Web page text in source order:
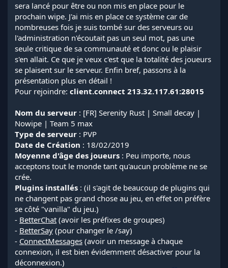
sera lancé pour être ou non mis en place pour le
prochain wipe. J'ai mis en place ce système car de
nombreuses fois je suis tombé sur des serveurs ou
l'administration n'écoutait pas un seul mot, pas une
seule critique de sa communauté et donc ou le plaisir
s'en allait. Ce que je veux c'est que la totalité des joueurs
se plaisent sur le serveur. Enfin bref, passons à la
présentation plus en détail !
Pour rejoindre: client.connect 213.32.117.61:28015
Nom du serveur : [FR] Serenity Rust | Small decay |
Nowipe | Team 5 max
Type de serveur : PVP
Date de Création : 18/02/2019
Moyenne d'âge des joueurs : Peu importe, nous
acceptons tout le monde tant qu'aucun problème ne se
crée.
Plugins installés : (il s'agit de beaucoup de plugins qui
ne changent pas grand chose au jeu, en effet on préfère
se côté "vanilla" du jeu.)
- BetterChat (avoir les préfixes de groupes)
- BetterSay (pour changer le /say)
- ConnectMessages (avoir un message à chaque
connexion, il est bien évidemment désactiver pour la
déconnexion.)